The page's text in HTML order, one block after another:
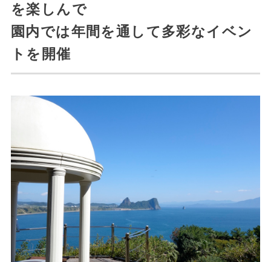
を楽しんで
園内では年間を通して多彩なイベン
トを開催